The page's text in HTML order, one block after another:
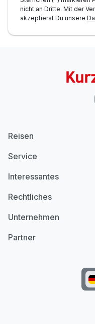
nicht an Dritte. Mit der
akzeptierst Du unsere
Reisen
Service
Interessantes
Rechtliches
Unternehmen
Partner